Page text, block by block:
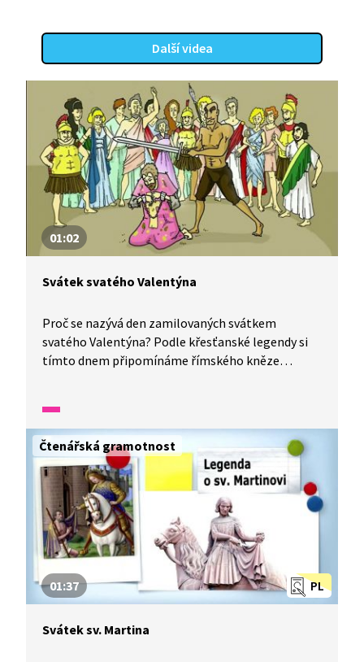
Další videa
01:02
Svátek svatého Valentýna
Proč se nazývá den zamilovaných svátkem
svatého Valentýna? Podle křesťanské legendy si
tímto dnem připomínáme římského kněze
soustředili pouze na válčení. Toho ale Valentýn
nedbal, a tak byl za to 14. února v roce 270
popraven.
Čtenářská gramotnost
PL
01:37
Svátek sv. Martina